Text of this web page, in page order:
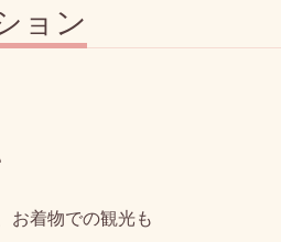
ョン
お着物での観光も